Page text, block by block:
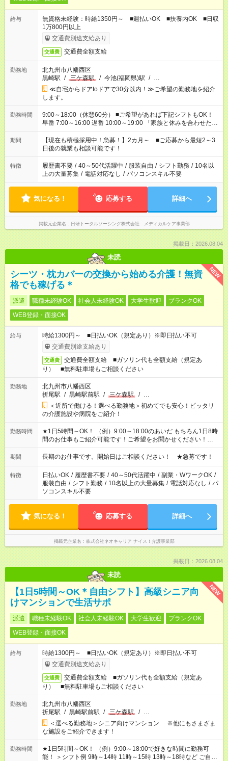
給与
無資格未経験：時給1350円～ ■週払いOK ■扶養内OK ■日収
1万800円以上
交通費別途支給あり
交通費 交通費全額支給
勤務地
北九州市八幡西区
黒崎駅 / 三ケ森駅 / 今池(福岡県)駅 / …
≪自宅からドアtoドアで30分以内！≫ご希望の勤務地を紹介
します。
勤務時間
9:00～18:00（休憩60分） ■ご希望があれば下記シフトもOK！
早番 7:00～16:00 遅番 10:00～19:00 「家族と休みを合わせた
い」 「余裕を持って夕飯の準備がしたい」 「できれば残業はし
たくない」 など、ご希望を教えてくださいね。 ※Wワーク希望
の方へ 今ご覧のお仕事で希望する勤務時間と、もう1つのお仕事
の勤務時間。 合計で週40時間を超える場合は応募できません。
期間
【現在も積極採用中！急募！】2カ月～ ■ご応募から最短2～3
日後の就業も相談可能です！
特徴 履歴書不要 / 40～50代活躍中 / 服装自由 / シフト勤務 / 10名以
上の大量募集 / 電話対応なし / パソコンスキル不要
気になる！ 応募する 詳細へ
掲載元企業名 日研トータルソーシング株式会社 メディカルケア事業部
掲載日：2026.08.04
未読
NEW
シーツ・枕カバーの交換から始める介護！無資
格でも稼げる＊
派遣 職種未経験OK 社会人未経験OK 大学生歓迎
ブランクOK
WEB登録・面接OK
給与
時給1300円～ ■日払いOK（規定あり）※即日払い不可
交通費別途支給あり
交通費
交通費全額支給 ■ガソリン代も全額支給（規定あ
り） ■無料駐車場もご相談ください
勤務地
北九州市八幡西区
折尾駅 / 黒崎駅前駅 / 三ケ森駅 / …
＜近所で働ける！選べる勤務地＞初めてでも安心！ピッタリ
の介護施設や病院をご紹介！
勤務時間
★1日5時間～OK！ （例）9:00～18:00のあいだ もちろん1日8時
間のお仕事もご紹介可能です！ご希望をお聞かせください！★家
庭の都合でお休みが必要な場合も遠慮なくご相談ください。 ※
週最低15時間以上の勤務が必要です
期間 長期のお仕事です。開始日はご相談ください！ ★急募です！
特徴 日払いOK / 履歴書不要 / 40～50代活躍中 / 副業・WワークOK /
服装自由 / シフト勤務 / 10名以上の大量募集 / 電話対応なし / パ
ソコンスキル不要
気になる！ 応募する 詳細へ
掲載元企業名 株式会社ネオキャリア ナイス！介護事業部
掲載日：2026.08.04
未読
NEW
【1日5時間～OK＊自由シフト】高級シニア向
けマンションで生活サポ
派遣 職種未経験OK 社会人未経験OK 大学生歓迎
ブランクOK
WEB登録・面接OK
給与
時給1300円～ ■日払いOK（規定あり）※即日払い不可
交通費別途支給あり
交通費
交通費全額支給 ■ガソリン代も全額支給（規定あ
り） ■無料駐車場もご相談ください
勤務地
北九州市八幡西区
折尾駅 / 黒崎駅前駅 / 三ケ森駅 / …
＜選べる勤務地＞シニア向けマンション ※他にもさまざま
な施設をご紹介できます！
勤務時間
★1日5時間～OK！ （例）9:00～18:00で好きな時間に勤務可
能！ ＞シフト例 9時～14時 11時～15時 13時～18時など ご自身